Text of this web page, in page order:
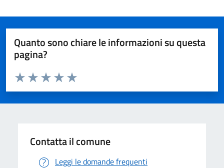
Quanto sono chiare le informazioni su questa
pagina?
Valuta da 1 a 5 stelle la pagina
Valuta 5 stelle su 5
Valuta 4 stelle su 5
Valuta 3 stelle su 5
Valuta 2 stelle su 5
Valuta 1 stelle su 5
Contatta il comune
Leggi le domande frequenti